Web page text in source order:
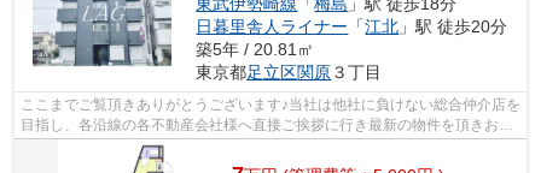
日暮里舎人ライナー 「江北 」駅 徒歩20分
築5年 / 20.81㎡
東京都足立区関原３丁目
ここまでご覧頂きありがとうございます♪当社は他社に負けない総合仲介店を
目指し、各沿線の各不動産会社様へ直接ご挨拶に行き最新の物件を頂きお客
様へ提供しております！最新の情報は...